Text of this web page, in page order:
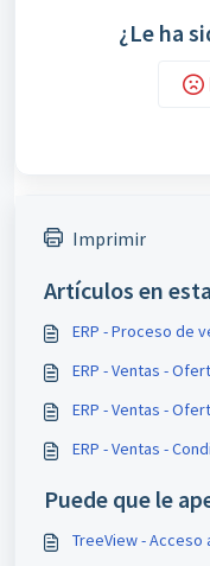
¿Le ha
Imprimir
Artículos en
ERP - Proceso de
ERP - Ventas -
ERP - Ventas -
ERP - Ventas -
Puede que le
TreeView -